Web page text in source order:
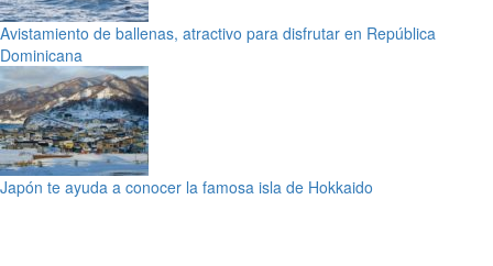
Avistamiento de ballenas, atractivo para disfrutar en República
Dominicana
Japón te ayuda a conocer la famosa isla de Hokkaido